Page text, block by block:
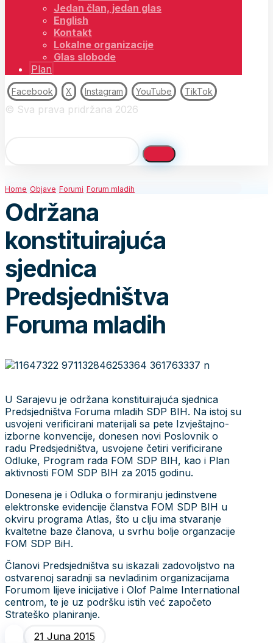
Jedan član, jedan glas
English
Kontakt
Lokalne organizacije
Glas slobode
Plan
Facebook X Instagram YouTube TikTok
© Sva prava pridržana 2026
Home Objave Forumi Forum mladih
Održana
konstituirajuća
sjednica
Predsjedništva
Foruma mladih
U Sarajevu je održana konstituirajuća sjednica
Predsjedništva Foruma mladih SDP BIH. Na istoj su
usvojeni verificirani materijali sa pete Izvještajno-
izborne konvencije, donesen novi Poslovnik o
radu Predsjedništva, usvojene četiri verificirane
Odluke, Program rada FOM SDP BIH, kao i Plan
aktivnosti FOM SDP BIH za 2015 godinu.
Donesena je i Odluka o formiranju jedinstvene
elektronske evidencije članstva FOM SDP BIH u
okviru programa Atlas, što u clju ima stvaranje
kvaltetne baze članova, u svrhu bolje organzacije
FOM SDP BiH.
Članovi Predsjedništva su iskazali zadovoljstvo na
ostvarenoj saradnji sa nevladinim organizacijama
Forumom lijeve inicijative i Olof Palme International
centrom, te je uz podršku istih već započeto
Strateško planiranje.
21 Juna 2015